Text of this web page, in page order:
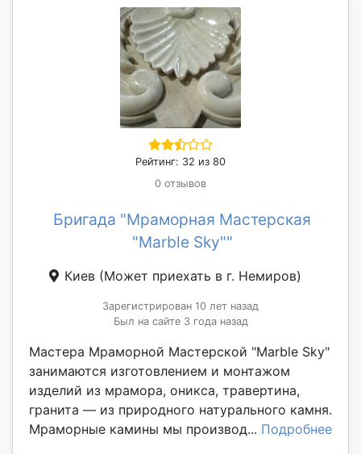
Рейтинг: 32 из 80
0 отзывов
Бригада "Мраморная Мастерская
"Marble Sky""
Киев (Может приехать в г. Немиров)
Зарегистрирован 10 лет назад
Был на сайте 3 года назад
Мастера Мраморной Мастерской "Marble Sky"
занимаются изготовлением и монтажом
изделий из мрамора, оникса, травертина,
гранита — из природного натурального камня.
Мраморные камины мы производ... Подробнее